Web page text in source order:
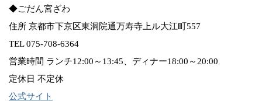
◆ごだん宮ざわ
住所 京都市下京区東洞院通万寿寺上ル大江町557
TEL 075-708-6364
営業時間 ランチ12:00～13:45、ディナー18:00～20:00
定休日 不定休
公式サイト